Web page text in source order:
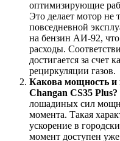
оптимизирующие
Это делает мотор
повседневной
на бензин АИ-92,
расходы.
достигается за счет
рециркуляции газов.
Какова мощность и
Changan CS35 Plus?
лошадиных сил
момента. Такая
ускорение в
момент доступен